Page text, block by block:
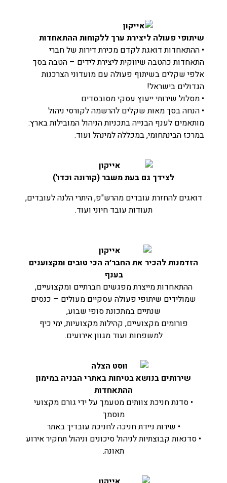
שיתופי פעולה ליצירת ערך ללקוחות ההתאחדות
• ההתאחדות דואגת לקדם מכירת דירות של חברי
התאחדות כהטבה שיווקית ליצירת לידים – הטבה בסך
אלפי שקלים בשיתוף פעולה עם מועדוני הצרכנות
הגדולים בישראל!
• מסלול שירותי ייעוץ עסקי מסובסדים
• הנחה בסך מאות שקלים להרשמה לקורסי ניהול
מותאמים לענף הבנייה בתכניות הניהול המובילות בארץ:
במרכז הבינתחומי, במכללה למינהל ועוד.
לצידך גם בעת משבר (קורונה וכדו')
דואגים להחזרת עובדים מהרש"פ, היתרי הלנה לעובדים,
תעודות עובד חיוני ועוד.
הזדמנות להכיר את החבר׳ה הכי טובים ומקצוענים
בענף
ההתאחדות מייצרת מפגשים חברתיים ומקצועיים,
שמולידים שיתופי פעולה עסקיים מעולים – כנסים
שנתיים במתכונת סופי שבוע,
פורומים מקצועיים, קהילות מקצועיות, ימי כיף
למשפחות ועוד מגוון אירועים.
שירותים בנושא בטיחות באתרי הבניה במימון
ההתאחדות
• סדנת חניכת צוותים מטעמך על ידי גורם מקצועי
מוסמך
• שירות ניידת חניכה לחניכת עובדיך באתר
• סדנאות קבוצתיות לניהול סיכונים וניהול תחקיר אירוע
תאונה.